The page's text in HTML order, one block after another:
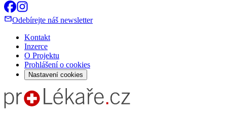
Odebírejte náš newsletter
Kontakt
Inzerce
O Projektu
Prohlášení o cookies
Nastavení cookies